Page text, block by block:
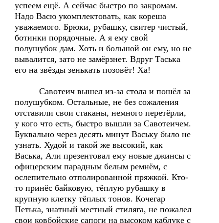
успеем ещё. А сейчас быстро по закромам.
Надо Васю укомплектовать, как кореша
уважаемого. Брюки, рубашку, свитер чистый,
ботинки порядочные. А я ему свой
полушубок дам. Хоть и большой он ему, но не
вывалится, зато не замёрзнет. Вдруг Таська
его на звёзды зенькать позовёт! Ха!
Савотеич вышел из-за стола и пошёл за
полушубком. Остальные, не без сожаления
отставили свои стаканы, немного перетёрли,
у кого что есть, быстро вышли за Савотеичем.
Буквально через десять минут Ваську было не
узнать. Худой и такой же высокий, как
Васька, Али презентовал ему новые джинсы с
офицерским парадным белым ремнём, с
ослепительно отполированной пряжкой. Кто-
то принёс байковую, тёплую рубашку в
крупную клетку тёплых тонов. Кочегар
Петька, знатный местный стиляга, не пожалел
свои ковбойские сапоги на высоком каблуке с